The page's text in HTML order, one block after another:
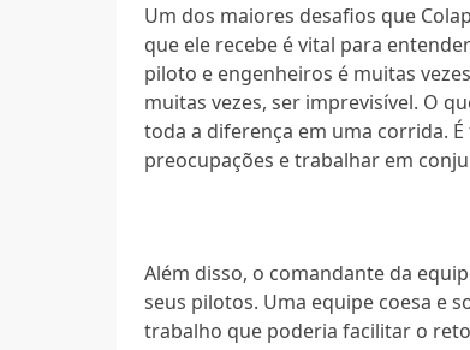
Um dos maiores desafios que
que ele recebe é vital para
piloto e engenheiros é muitas
muitas vezes, ser imprevisível. O
toda a diferença em uma corrida.
preocupações e trabalhar em
Além disso, o comandante da
seus pilotos. Uma equipe coesa e
trabalho que poderia facilitar o